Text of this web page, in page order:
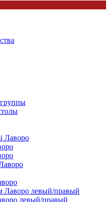
Лаворо
Лаворо левый/правый
левый/правый